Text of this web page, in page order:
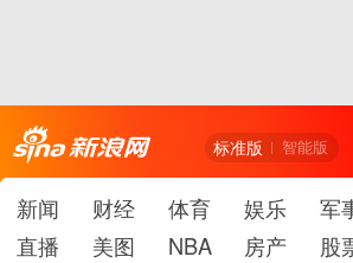
标准版 智能版
新闻 财经 体育 娱乐 军
直播
美图 NBA 房产 股